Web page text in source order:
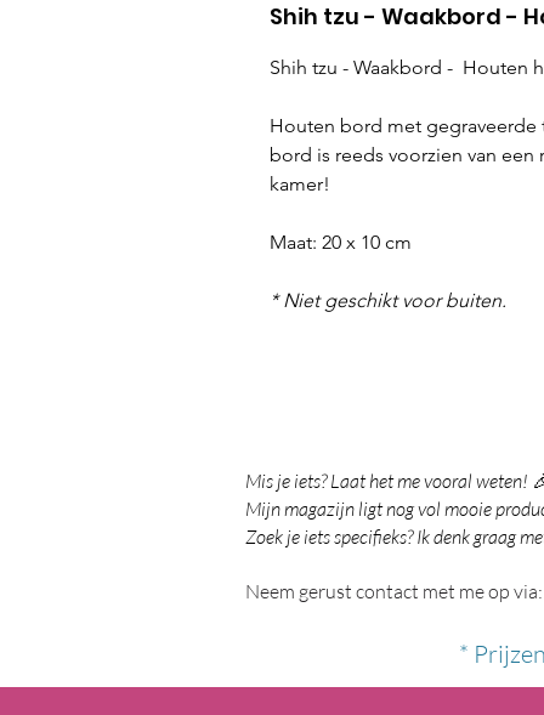
Shih tzu - Waakbord -
Shih tzu - Waakbord - Houten
Houten bord met gegraveerde
bord is reeds voorzien van
kamer!
Maat: 20 x 10 cm
* Niet geschikt voor buiten.
Mis je iets? Laat het me vooral weten!
Mijn magazijn ligt nog vol mooie
Zoek je iets specifieks? Ik denk graag
Neem gerust contact met me op via:
*